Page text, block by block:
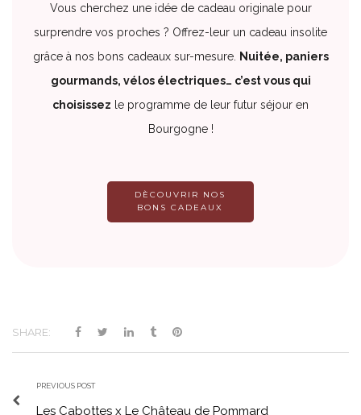
Vous cherchez une idée de cadeau originale pour
surprendre vos proches ? Offrez-leur un cadeau insolite
grâce à nos bons cadeaux sur-mesure. Nuitée, paniers
gourmands, vélos électriques… c’est vous qui
choisissez le programme de leur futur séjour en
Bourgogne !
DÈCOUVRIR NOS
BONS CADEAUX
SHARE:
PREVIOUS POST
Les Cabottes x Le Château de Pommard